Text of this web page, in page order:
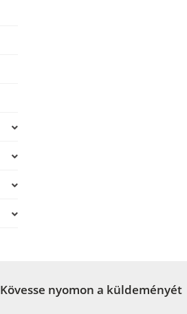
Kövesse nyomon a küldeményét